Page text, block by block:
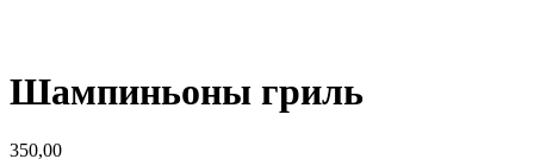
Шампиньоны гриль
350,00